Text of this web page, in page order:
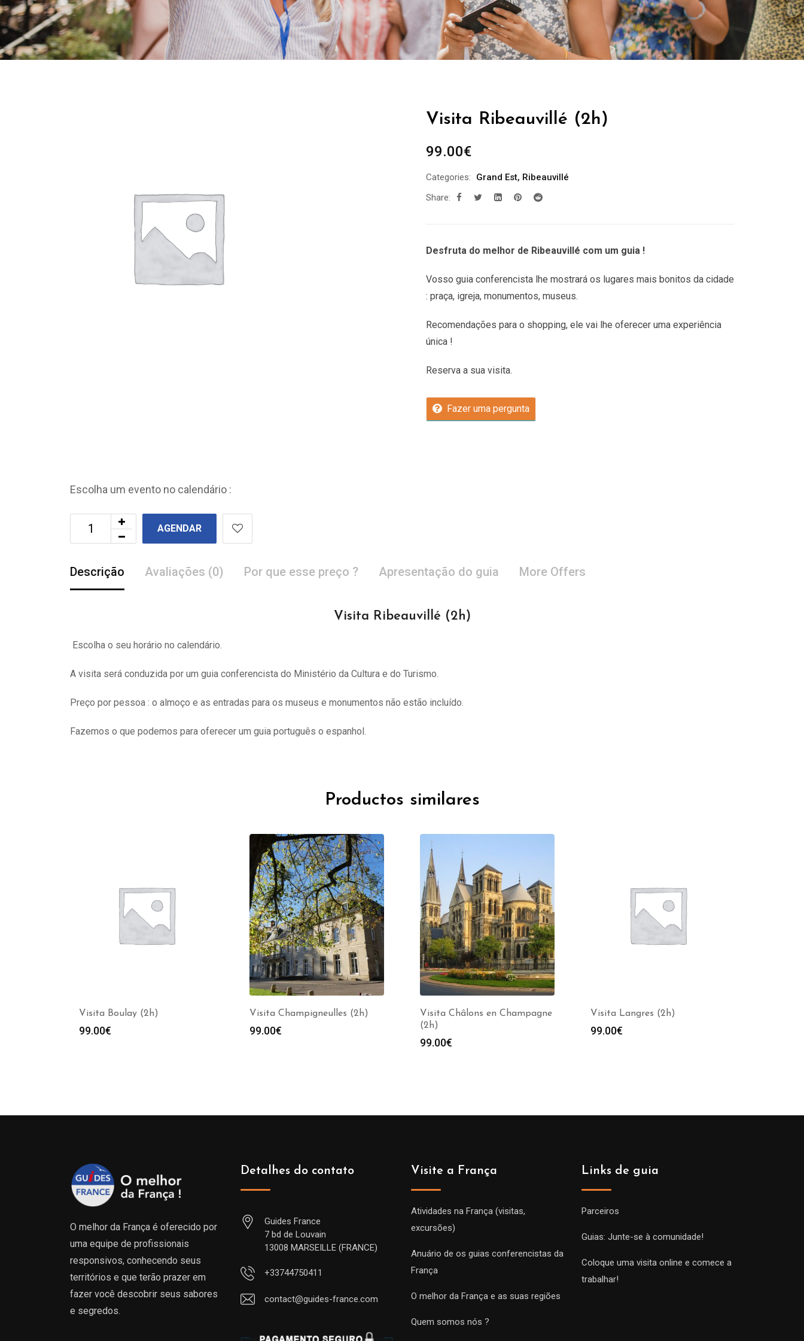
Visita Ribeauvillé (2h)
99.00€
Categories: Grand Est, Ribeauvillé
Share:
Desfruta do melhor de Ribeauvillé com um guia !
Vosso guia conferencista lhe mostrará os lugares mais bonitos da cidade
: praça, igreja, monumentos, museus.
Recomendações para o shopping, ele vai lhe oferecer uma experiência
única !
Reserva a sua visita.
Fazer uma pergunta
Escolha um evento no calendário :
AGENDAR
Descrição Avaliações (0) Por que esse preço ? Apresentação do guia More Offers
Visita Ribeauvillé (2h)
Escolha o seu horário no calendário.
A visita será conduzida por um guia conferencista do Ministério da Cultura e do Turismo.
Preço por pessoa : o almoço e as entradas para os museus e monumentos não estão incluído.
Fazemos o que podemos para oferecer um guia português o espanhol.
Productos similares
Visita Boulay (2h)
99.00€
Visita Champigneulles (2h)
99.00€
Visita Châlons en Champagne
(2h)
99.00€
Visita Langres (2h)
99.00€
O melhor da França é oferecido por
uma equipe de profissionais
responsivos, conhecendo seus
territórios e que terão prazer em
fazer você descobrir seus sabores
e segredos.
Detalhes do contato
Guides France
7 bd de Louvain
13008 MARSEILLE (FRANCE)
+33744750411
contact@guides-france.com
Visite a França
Atividades na França (visitas,
excursões)
Anuário de os guias conferencistas da
França
O melhor da França e as suas regiões
Quem somos nós ?
Links de guia
Parceiros
Guias: Junte-se à comunidade!
Coloque uma visita online e comece a
trabalhar!